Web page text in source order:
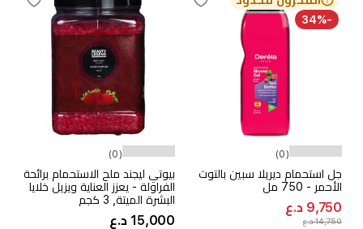
-34%
(0)
جل استحمام ديريلا سبين بالتوت
الأحمر - 750 مل
9,750 د.ع
14,750 د.ع
(0)
بيوتي ليجند ملح الاستحمام برائحة
الفراولة - يعزز العناية ويزيل خلايا
البشرة الميتة, 3 كجم
15,000 د.ع